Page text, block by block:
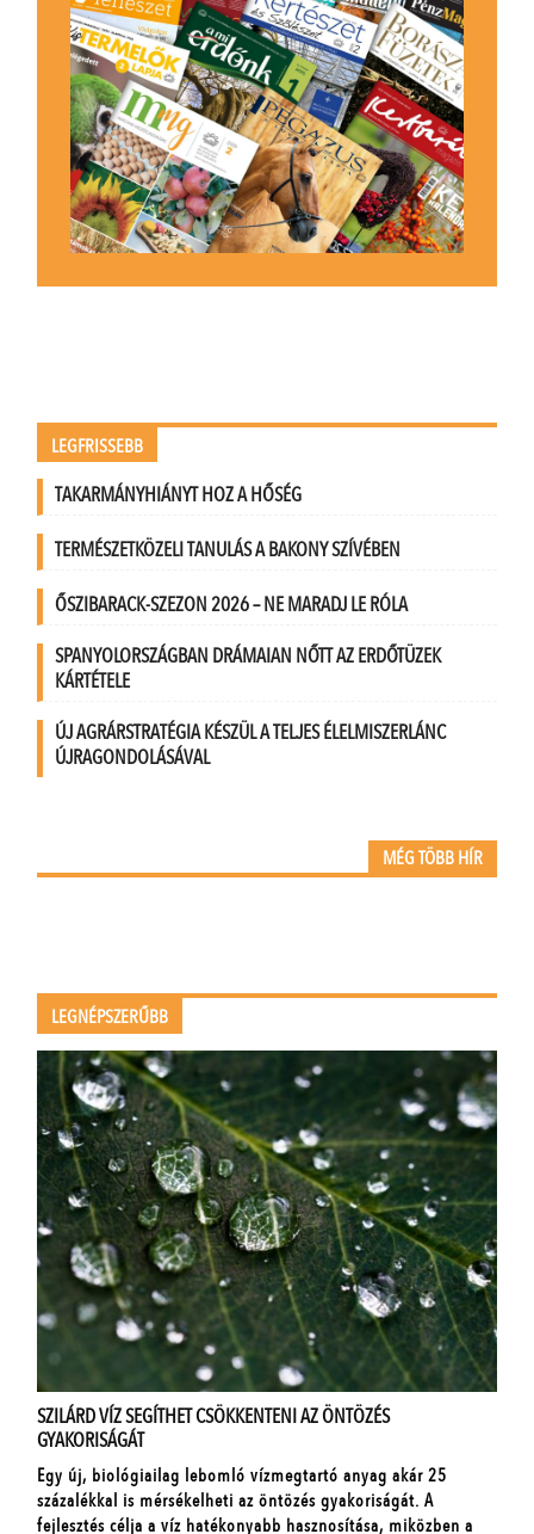
LEGFRISSEBB
TAKARMÁNYHIÁNYT HOZ A HŐSÉG
TERMÉSZETKÖZELI TANULÁS A BAKONY SZÍVÉBEN
ŐSZIBARACK-SZEZON 2026 – NE MARADJ LE RÓLA
SPANYOLORSZÁGBAN DRÁMAIAN NŐTT AZ ERDŐTÜZEK
KÁRTÉTELE
ÚJ AGRÁRSTRATÉGIA KÉSZÜL A TELJES ÉLELMISZERLÁNC
ÚJRAGONDOLÁSÁVAL
MÉG TÖBB HÍR
LEGNÉPSZERŰBB